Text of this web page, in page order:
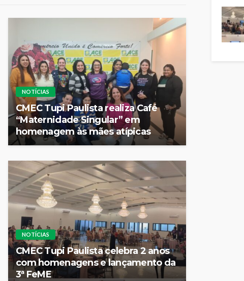
NOTÍCIAS
CMEC Tupi Paulista realiza Café
“Maternidade Singular” em
homenagem às mães atípicas
NOTÍCIAS
CMEC Tupi Paulista celebra 2 anos
com homenagens e lançamento da
3ª FeME